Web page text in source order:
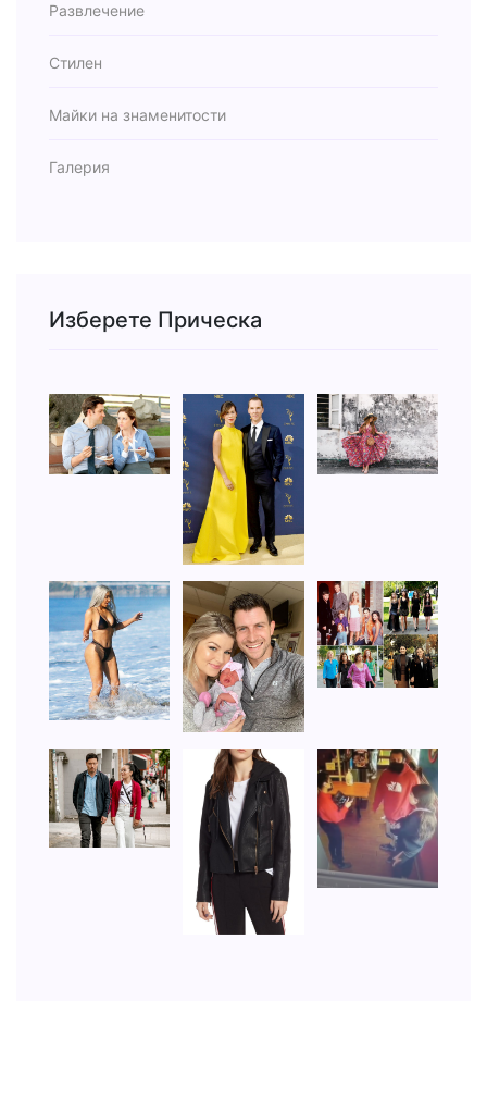
Развлечение
Стилен
Майки на знаменитости
Галерия
Изберете Прическа